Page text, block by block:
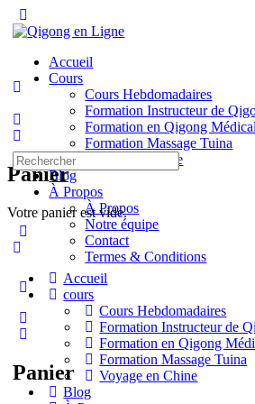
Side
Accueil
Cours
Cours Hebdomadaires
Formation Instructeur de
Formation en Qigong Médical
Formation Massage Tuina
Voyage en Chine
Blog
À Propos
À Propos
Notre équipe
Contact
Termes & Conditions
More
options
Panier
Panier
Votre panier est vide.
Recherche
pour:
Accueil
cours
Cours Hebdomadaires
Formation Instructeur de
Formation en Qigong
Formation Massage Tuina
Voyage en Chine
Blog